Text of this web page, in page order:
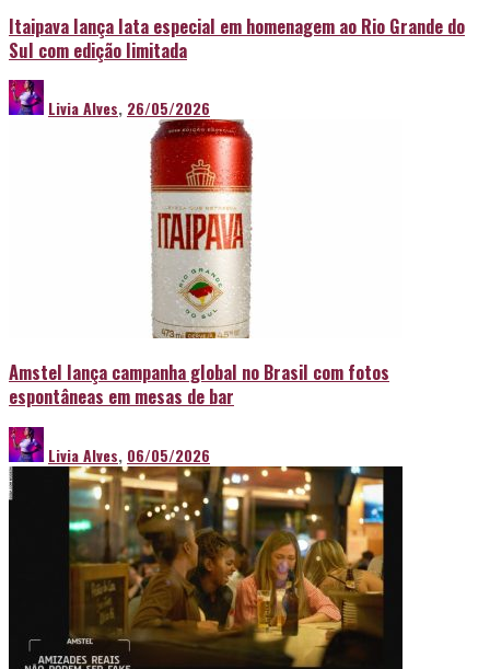
Itaipava lança lata especial em homenagem ao Rio Grande do
Sul com edição limitada
Livia Alves, 26/05/2026
Amstel lança campanha global no Brasil com fotos
espontâneas em mesas de bar
Livia Alves, 06/05/2026